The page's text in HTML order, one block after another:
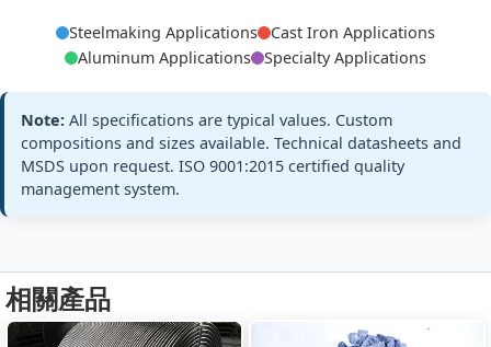
Spheroidizing
Cored Wire
Sheath:
Low C steel
Filling:
200-350 g/m
Custom
Requirements
Steel
Graphite/Carbon
YB/T 5359-2010
Steelmaking Applications
Cast Iron Applications
Aluminum Applications
Specialty Applications
Note: All specifications are typical values. Custom
compositions and sizes available. Technical datasheets and
MSDS upon request. ISO 9001:2015 certified quality
management system.
相關產品